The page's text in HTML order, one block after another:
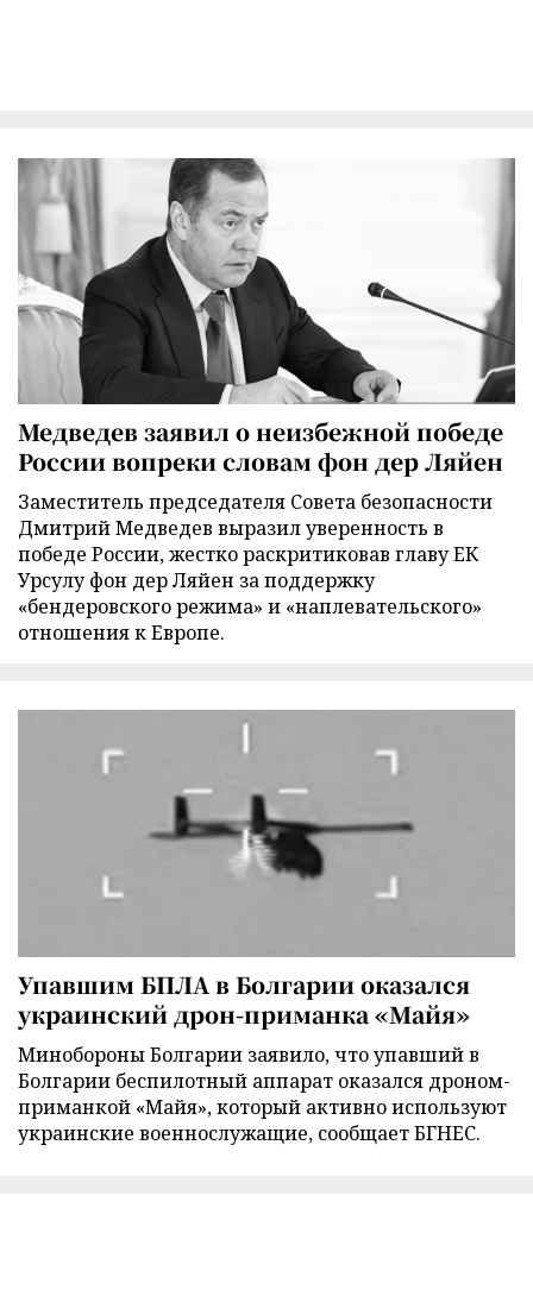
Медведев заявил о неизбежной победе
России вопреки словам фон дер Ляйен
Заместитель председателя Совета безопасности
Дмитрий Медведев выразил уверенность в
победе России, жестко раскритиковав главу ЕК
Урсулу фон дер Ляйен за поддержку
«бендеровского режима» и «наплевательского»
отношения к Европе.
Упавшим БПЛА в Болгарии оказался
украинский дрон-приманка «Майя»
Минобороны Болгарии заявило, что упавший в
Болгарии беспилотный аппарат оказался дроном-
приманкой «Майя», который активно используют
украинские военнослужащие, сообщает БГНЕС.